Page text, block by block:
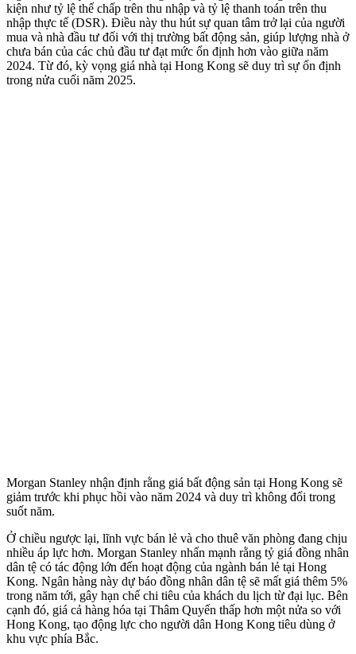
kiện như tỷ lệ thế chấp trên thu nhập và tỷ lệ thanh toán trên thu
nhập thực tế (DSR). Điều này thu hút sự quan tâm trở lại của người
mua và nhà đầu tư đối với thị trường bất động sản, giúp lượng nhà ở
chưa bán của các chủ đầu tư đạt mức ổn định hơn vào giữa năm
2024. Từ đó, kỳ vọng giá nhà tại Hong Kong sẽ duy trì sự ổn định
trong nửa cuối năm 2025.
Morgan Stanley nhận định rằng giá bất động sản tại Hong Kong sẽ
giảm trước khi phục hồi vào năm 2024 và duy trì không đổi trong
suốt năm.
Ở chiều ngược lại, lĩnh vực bán lẻ và cho thuê văn phòng đang chịu
nhiều áp lực hơn. Morgan Stanley nhấn mạnh rằng tỷ giá đồng nhân
dân tệ có tác động lớn đến hoạt động của ngành bán lẻ tại Hong
Kong. Ngân hàng này dự báo đồng nhân dân tệ sẽ mất giá thêm 5%
trong năm tới, gây hạn chế chi tiêu của khách du lịch từ đại lục. Bên
cạnh đó, giá cả hàng hóa tại Thâm Quyến thấp hơn một nửa so với
Hong Kong, tạo động lực cho người dân Hong Kong tiêu dùng ở
khu vực phía Bắc.